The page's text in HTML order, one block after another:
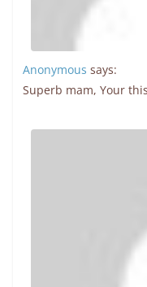
Anonymous says:
Superb mam, Your